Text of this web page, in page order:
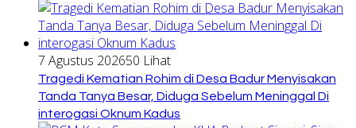
7 Agustus 202650 Lihat
Tragedi Kematian Rohim di Desa Badur Menyisakan
Tanda Tanya Besar, Diduga Sebelum Meninggal Di
interogasi Oknum Kadus